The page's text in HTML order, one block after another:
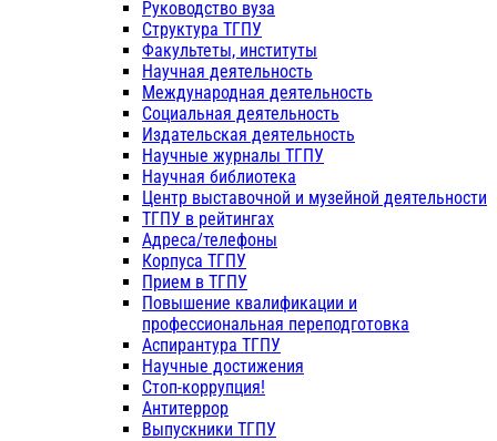
Руководство вуза
Структура ТГПУ
Факультеты, институты
Научная деятельность
Международная деятельность
Социальная деятельность
Издательская деятельность
Научные журналы ТГПУ
Научная библиотека
Центр выставочной и музейной деятельности
ТГПУ в рейтингах
Адреса/телефоны
Корпуса ТГПУ
Прием в ТГПУ
Повышение квалификации и
профессиональная переподготовка
Аспирантура ТГПУ
Научные достижения
Стоп-коррупция!
Антитеррор
Выпускники ТГПУ